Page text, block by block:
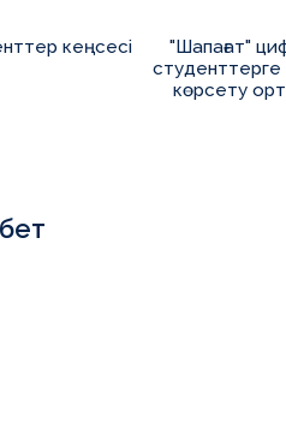
кеңсесі
"Шапағат"
студенттерге
көрсету